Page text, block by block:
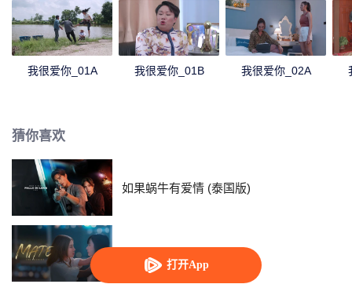
打开App
我很爱你_01A 我很爱你_01B 我很爱你_02A
猜你喜欢
如果蜗牛有爱情 (泰国版)